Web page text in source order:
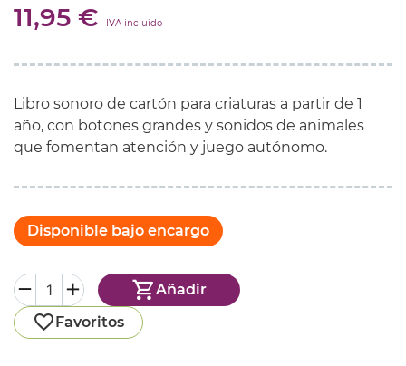
11,95 € IVA incluido
Libro sonoro de cartón para criaturas a partir de 1
año, con botones grandes y sonidos de animales
que fomentan atención y juego autónomo.
Disponible bajo encargo
Añadir
Favoritos